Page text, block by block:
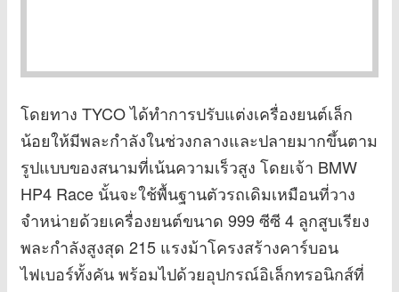
โดยทาง TYCO ได้ทำการปรับแต่งเครื่องยนต์เล็ก
น้อยให้มีพละกำลังในช่วงกลางและปลายมากขึ้นตาม
รูปแบบของสนามที่เน้นความเร็วสูง โดยเจ้า BMW
HP4 Race นั้นจะใช้พื้นฐานตัวรถเดิมเหมือนที่วาง
จำหน่ายด้วยเครื่องยนต์ขนาด 999 ซีซี 4 ลูกสูบเรียง
พละกำลังสูงสุด 215 แรงม้าโครงสร้างคาร์บอน
ไฟเบอร์ทั้งคัน พร้อมไปด้วยอุปกรณ์อิเล็กทรอนิกส์ที่